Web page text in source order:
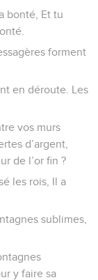
bonté, Et tu
forment
en déroute. Les
vos murs
d’argent,
de l’or fin ?
les rois, Il a
sublimes,
y faire sa